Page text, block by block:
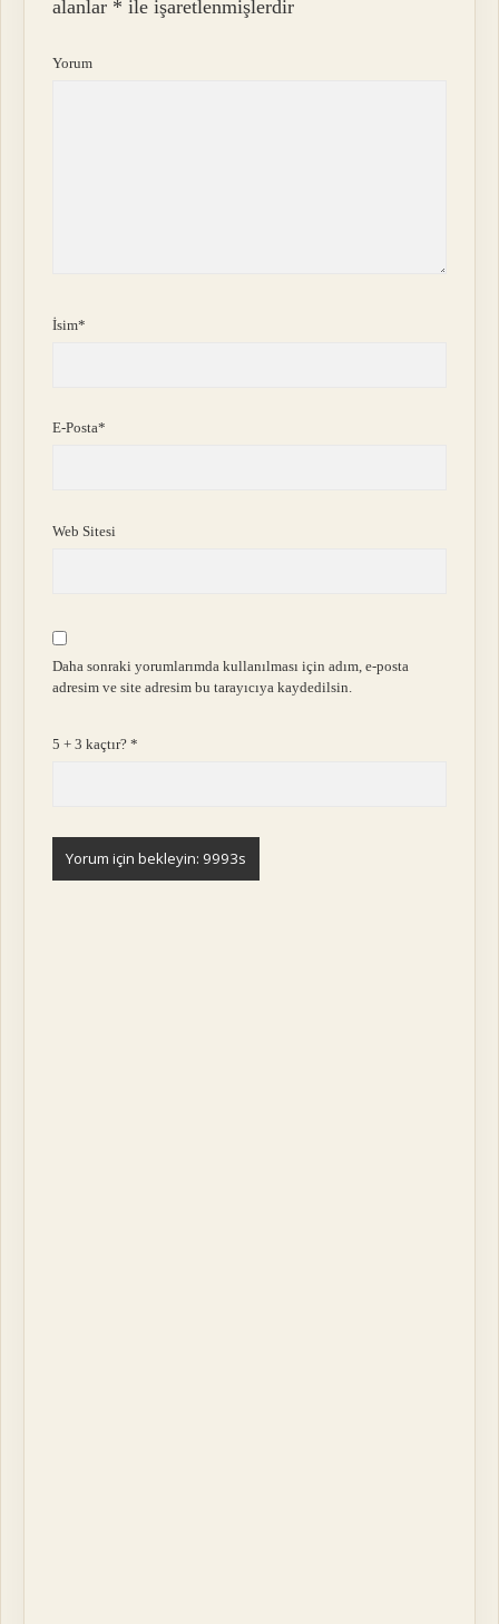
alanlar * ile işaretlenmişlerdir
Yorum
İsim*
E-Posta*
Web Sitesi
Daha sonraki yorumlarımda kullanılması için adım, e-posta
adresim ve site adresim bu tarayıcıya kaydedilsin.
5 + 3 kaçtır?*